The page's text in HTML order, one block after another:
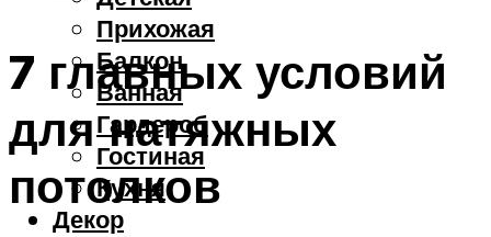
Прихожая
Балкон
Ванная
Гардероб
Гостиная
Кухня
Декор
7 главных условий
для натяжных
потолков